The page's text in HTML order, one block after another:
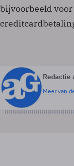
bijvoorbeeld
Redactie
Meer van